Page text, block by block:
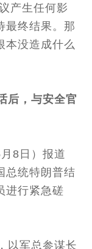
产生任何影
最终结果。那
本没造成什么
后，与安全官
8日）报道
总统特朗普结
进行紧急磋
军总参谋长